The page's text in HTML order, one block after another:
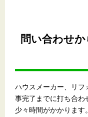
問い合わせ
ハウスメーカー、リフ
事完了までに打ち合わ
少々時間がかかります